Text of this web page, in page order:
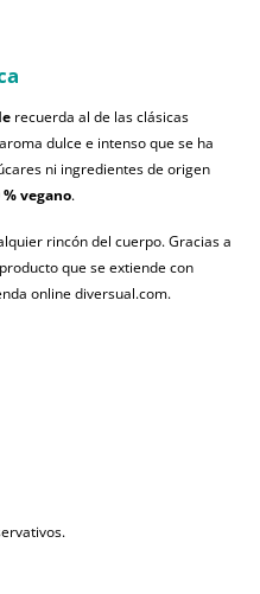
recuerda al de las clásicas
dulce e intenso que se ha
ni ingredientes de origen
vegano.
rincón del cuerpo. Gracias a
que se extiende con
online diversual.com.